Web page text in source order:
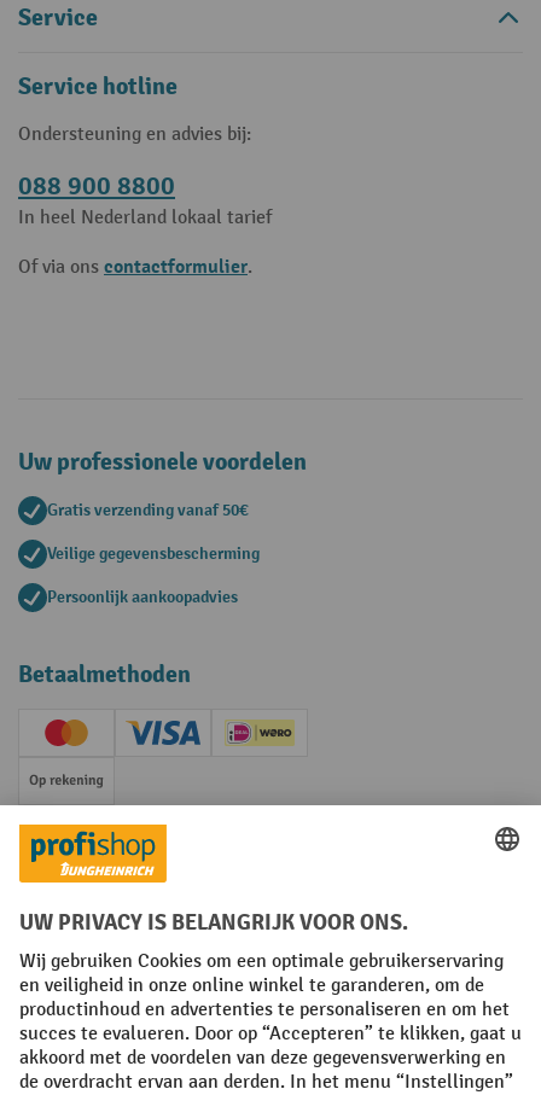
Service
Service hotline
Ondersteuning en advies bij:
088 900 8800
In heel Nederland lokaal tarief
Of via ons contactformulier.
Uw professionele voordelen
Gratis verzending vanaf 50€
Veilige gegevensbescherming
Persoonlijk aankoopadvies
Betaalmethoden
Creditcard (Master)Creditcard (Visa)iDEAL | Wero
Op rekening
Sociale netwerken
Facebook
YouTube
LinkedIn
Instagram
Algemene leveringsvoorwaarden Copyright
Privacyverklaring Privacy Instellingen